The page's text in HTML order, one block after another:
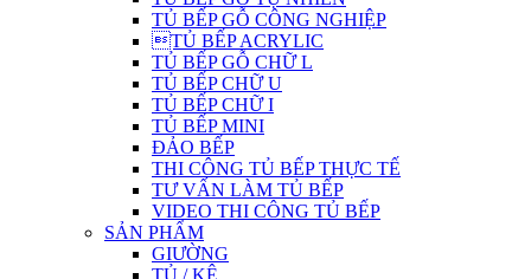
TỦ BẾP GỖ CÔNG NGHIỆP
TỦ BẾP ACRYLIC
TỦ BẾP GỖ CHỮ L
TỦ BẾP CHỮ U
TỦ BẾP CHỮ I
TỦ BẾP MINI
ĐẢO BẾP
THI CÔNG TỦ BẾP THỰC TẾ
TƯ VẤN LÀM TỦ BẾP
VIDEO THI CÔNG TỦ BẾP
SẢN PHẨM
GIƯỜNG
TỦ / KỆ